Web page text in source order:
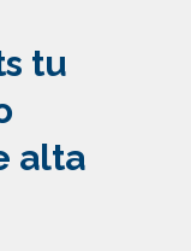
tu
alta